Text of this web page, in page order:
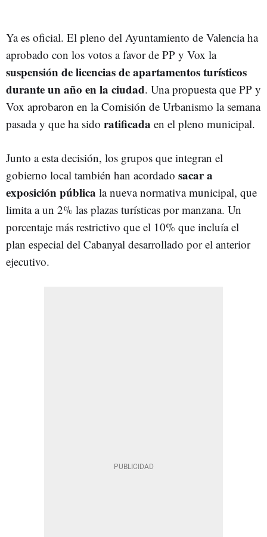
Ya es oficial. El pleno del Ayuntamiento de Valencia ha
aprobado con los votos a favor de PP y Vox la
suspensión de licencias de apartamentos turísticos
durante un año en la ciudad. Una propuesta que PP y
Vox aprobaron en la Comisión de Urbanismo la semana
pasada y que ha sido ratificada en el pleno municipal.
Junto a esta decisión, los grupos que integran el
gobierno local también han acordado sacar a
exposición pública la nueva normativa municipal, que
limita a un 2% las plazas turísticas por manzana. Un
porcentaje más restrictivo que el 10% que incluía el
plan especial del Cabanyal desarrollado por el anterior
ejecutivo.